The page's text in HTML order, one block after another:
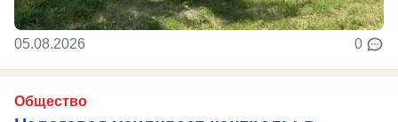
05.08.2026 0
Общество